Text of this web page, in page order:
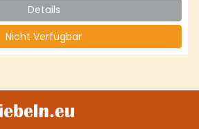
Details
Nicht Verfügbar